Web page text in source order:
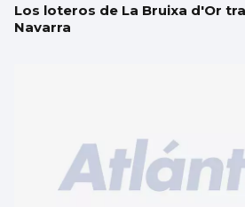
Los loteros de La Bruixa d'Or
Navarra